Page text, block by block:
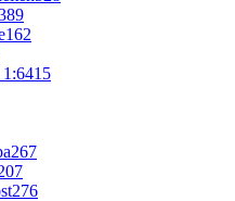
162
1:6415
267
276